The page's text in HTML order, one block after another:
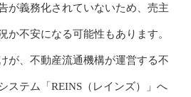
が義務化されていないため、売主
か不安になる可能性もあります。
が、不動産流通機構が運営する不
ステム「REINS（レインズ）」へ